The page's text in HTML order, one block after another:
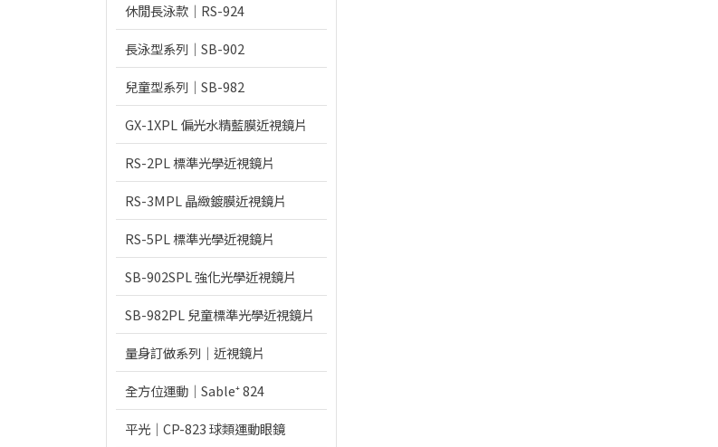
休閒長泳款｜RS-924
長泳型系列｜SB-902
兒童型系列｜SB-982
GX-1XPL 偏光水精藍膜近視鏡片
RS-2PL 標準光學近視鏡片
RS-3MPL 晶緻鍍膜近視鏡片
RS-5PL 標準光學近視鏡片
SB-902SPL 強化光學近視鏡片
SB-982PL 兒童標準光學近視鏡片
量身訂做系列｜近視鏡片
全方位運動｜Sable⁺ 824
平光｜CP-823 球類運動眼鏡